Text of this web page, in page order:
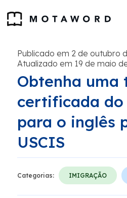
Publicado em 2 de outubro
Atualizado em 19 de maio
Obtenha uma
certificada do
para o inglês
USCIS
Categorias: IMIGRAÇÃO